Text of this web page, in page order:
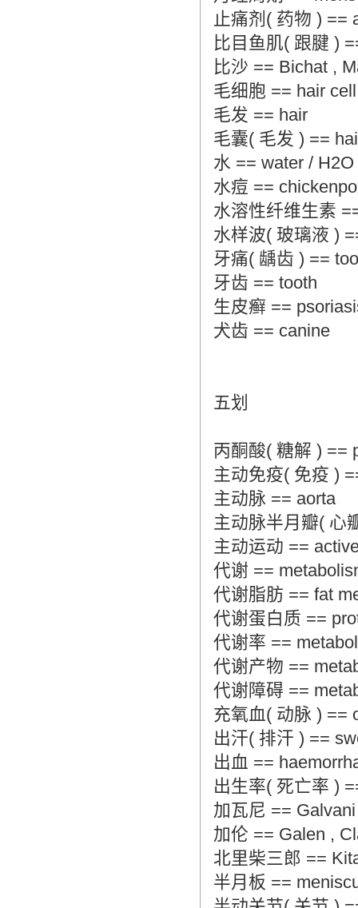
止痛剂( 药物 ) ==
比目鱼肌( 跟腱 )
比沙 == Bichat ,
毛细胞 == hair cell
毛发 == hair
毛囊( 毛发 ) ==
水 == water / H2O
水痘 ==
水溶性纤维生素
水样波( 玻璃液 )
牙痛( 龋齿 ) ==
牙齿 == tooth
生皮癣 ==
犬齿 == canine
五划
丙酮酸( 糖解 ) ==
主动免疫( 免疫 )
主动脉 == aorta
主动脉半月瓣( 心
主动运动 ==
代谢 ==
代谢脂肪 == fat
代谢蛋白质 ==
代谢率 ==
代谢产物 ==
代谢障碍 ==
充氧血( 动脉 ) ==
出汗( 排汗 ) ==
出血 ==
出生率( 死亡率 )
加瓦尼 ==
加伦 == Galen ,
北里柴三郎 ==
半月板 ==